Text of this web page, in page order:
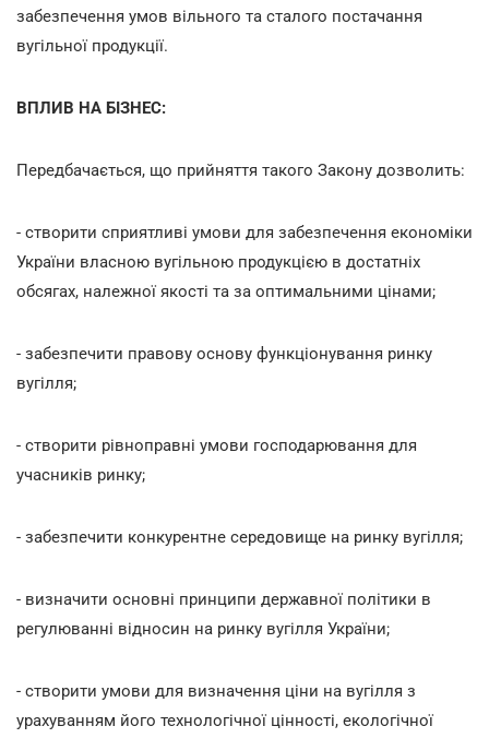
забезпечення умов вільного та сталого постачання
вугільної продукції.
ВПЛИВ НА БІЗНЕС:
Передбачається, що прийняття такого Закону дозволить:
- створити сприятливі умови для забезпечення економіки
України власною вугільною продукцією в достатніх
обсягах, належної якості та за оптимальними цінами;
- забезпечити правову основу функціонування ринку
вугілля;
- створити рівноправні умови господарювання для
учасників ринку;
- забезпечити конкурентне середовище на ринку вугілля;
- визначити основні принципи державної політики в
регулюванні відносин на ринку вугілля України;
- створити умови для визначення ціни на вугілля з
урахуванням його технологічної цінності, екологічної